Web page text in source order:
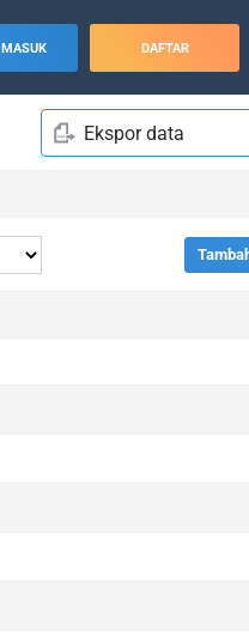
MASUK DAFTAR
Ekspor data